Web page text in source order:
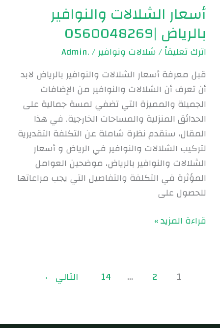
أسعار الشلالات والنوافير
بالرياض |0560048269
اترك تعليقاً/شلالات ونوافير/
.Admin
قبل معرفة أسعار الشلالات والنوافير بالرياض لابد
أن تعرف أن الشلالات والنوافير من الإضافات
الجميلة والمميزة التي تضفي لمسة جمالية على
الحدائق المنزلية والمساحات الخارجية. في هذا
المقال، سنقدم نظرة شاملة عن التكلفة التقديرية
لتركيب الشلالات والنوافير في الرياض و أسعار
الشلالات والنوافير بالرياض، موضحين العوامل
المؤثرة في التكلفة والتفاصيل التي يجب مراعاتها
للحصول على
أسعار
الشلالات
والنوافير
بالرياض
|0560048269
قراءة المزيد »
1
2
…
14 التالي ←